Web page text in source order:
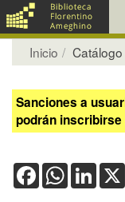
Inicio Catálogo
Sanciones a
podrán
FacebookWhatsApp